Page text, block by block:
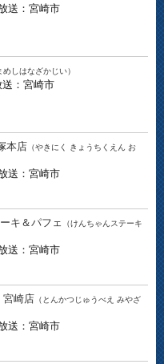
送：宮崎市
めしはなざかじい）
：宮崎市
本店 （やきにく きょうちくえん お
送：宮崎市
キ＆パフェ
（けんちゃんステーキ
送：宮崎市
宮崎店 （とんかつじゅうべえ みやざ
送：宮崎市